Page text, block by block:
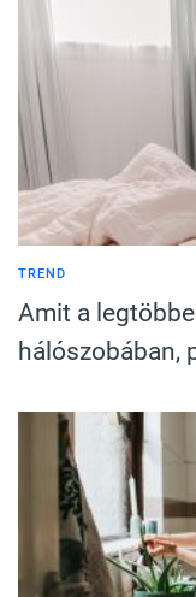
TREND
Amit a
hálószobában,